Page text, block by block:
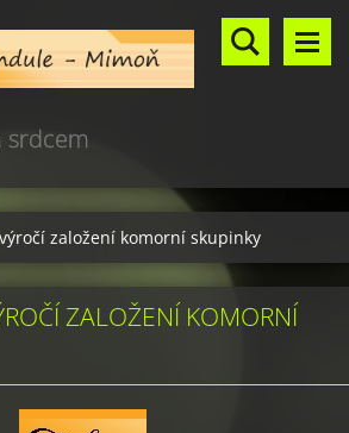
srdcem
založení komorní skupinky
ZALOŽENÍ KOMORNÍ